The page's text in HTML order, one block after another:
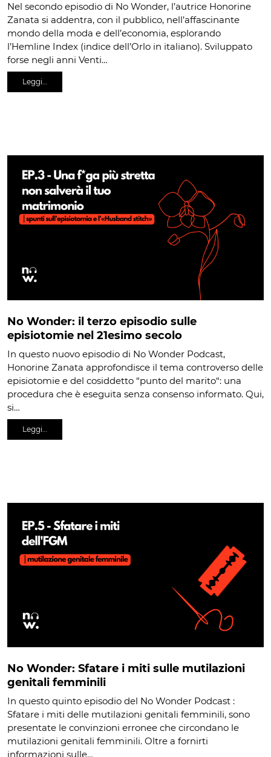
Nel secondo episodio di No Wonder, l’autrice Honorine
Zanata si addentra, con il pubblico, nell’affascinante
mondo della moda e dell’economia, esplorando
l’Hemline Index (indice dell’Orlo in italiano). Sviluppato
forse negli anni Venti…
Leggi…
No Wonder: il terzo episodio sulle
episiotomie nel 21esimo secolo
In questo nuovo episodio di No Wonder Podcast,
Honorine Zanata approfondisce il tema controverso delle
episiotomie e del cosiddetto “punto del marito“: una
procedura che è eseguita senza consenso informato. Qui,
si…
Leggi…
No Wonder: Sfatare i miti sulle mutilazioni
genitali femminili
In questo quinto episodio del No Wonder Podcast :
Sfatare i miti delle mutilazioni genitali femminili, sono
presentate le convinzioni erronee che circondano le
mutilazioni genitali femminili. Oltre a fornirti
informazioni sulle…